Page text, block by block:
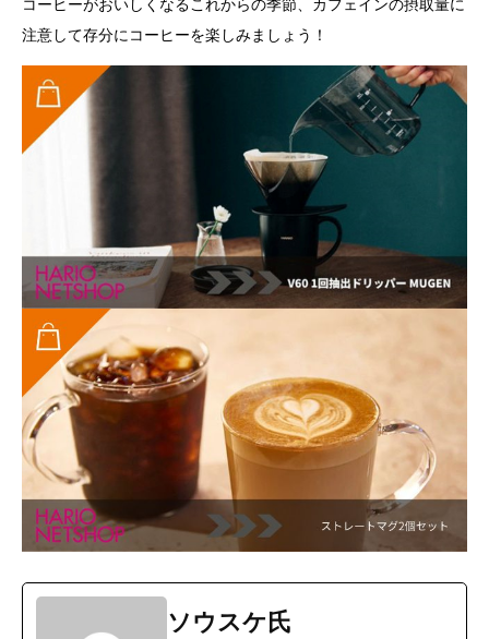
コーヒーがおいしくなるこれからの季節、カフェインの摂取量に
注意して存分にコーヒーを楽しみましょう！
ソウスケ氏